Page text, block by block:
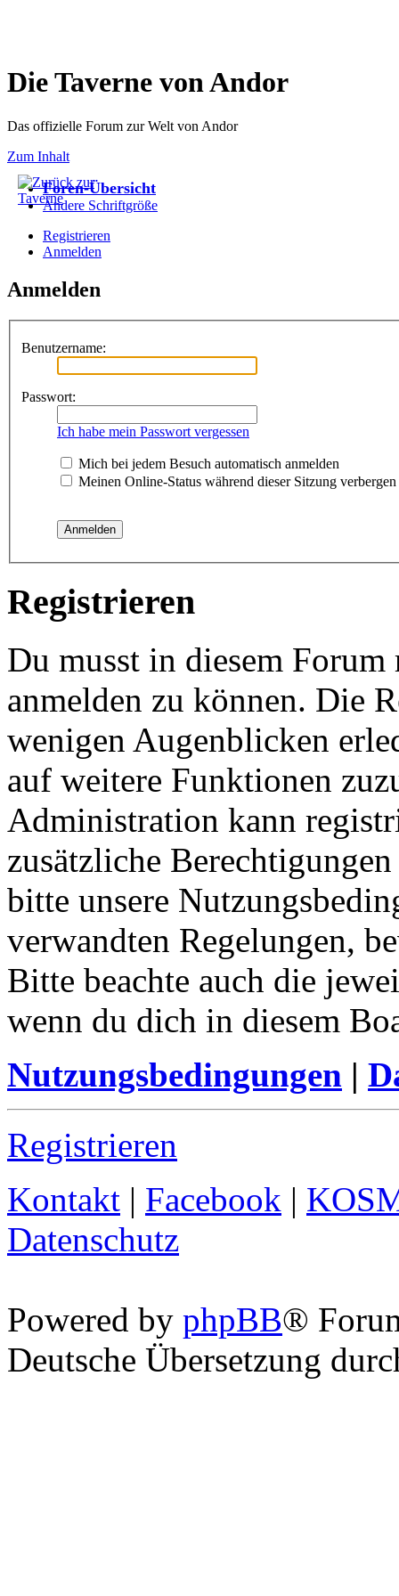
Die Taverne von Andor
Das offizielle Forum zur Welt von Andor
Zum Inhalt
Foren-Übersicht
Ändere Schriftgröße
Registrieren
Anmelden
Anmelden
Benutzername:
Passwort:
Ich habe mein Passwort vergessen
Mich bei jedem Besuch automatisch anmelden
Meinen Online-Status während dieser Sitzung verbergen
Registrieren
Du musst in diesem
anmelden zu können. Die
wenigen Augenblicken
auf weitere Funktionen
Administration kann
zusätzliche
bitte unsere
verwandten Regelungen,
Bitte beachte auch die
wenn du dich in diesem
Nutzungsbedingungen |
Registrieren
Kontakt | Facebook |
Datenschutz
Powered by phpBB®
Deutsche Übersetzung